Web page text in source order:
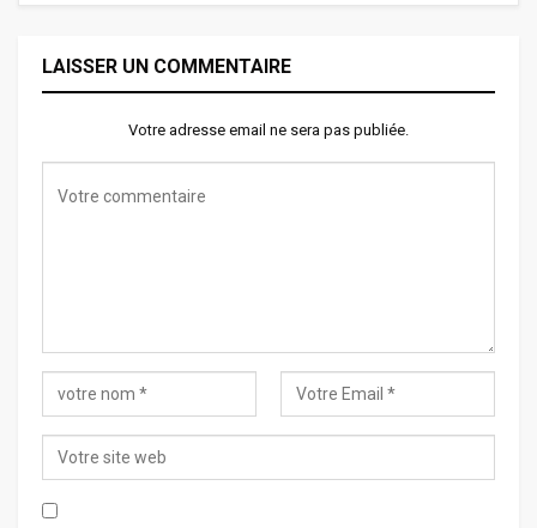
LAISSER UN COMMENTAIRE
Votre adresse email ne sera pas publiée.